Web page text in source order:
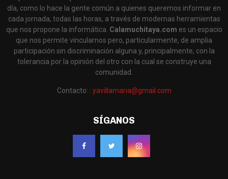
día, como lo hace la gente común a quienes queremos informar en
cada jornada, todas las horas, a través de modernas herramientas
que nos propone la informática. Calamuchitaya.com es un espacio
que nos permite vincularnos pero, particularmente, de amplia
participación sin discriminación alguna y, principalmente, con la
tolerancia por la opinión del otro con la cual se construye una
comunidad.
Contacto: : yavillamaria@gmail.com
SÍGANOS